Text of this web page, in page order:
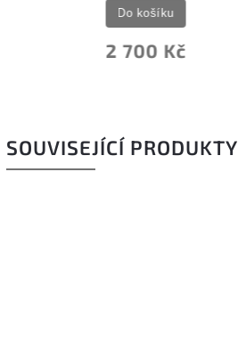
2 700 Kč
Do košíku
SOUVISEJÍCÍ PRODUKTY